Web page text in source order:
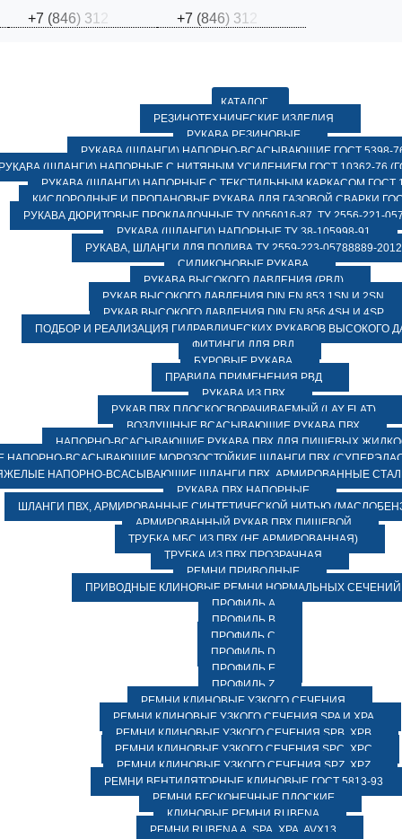
+7 (846) 31 +7 (846) 31
КАТАЛОГ
РЕЗИНОТЕХНИЧЕСКИЕ ИЗДЕЛИЯ
РУКАВА РЕЗИНОВЫЕ
РУКАВА (ШЛАНГИ) НАПОРНО-ВСАСЫВАЮЩИЕ ГОСТ 5398-
(ШЛАНГИ) НАПОРНЫЕ С НИТЯНЫМ УСИЛЕНИЕМ ГОСТ 10362-76
РУКАВА (ШЛАНГИ) НАПОРНЫЕ С ТЕКСТИЛЬНЫМ КАРКАСОМ ГОСТ
КИСЛОРОДНЫЕ И ПРОПАНОВЫЕ РУКАВА ДЛЯ ГАЗОВОЙ СВАРКИ
РУКАВА ДЮРИТОВЫЕ ПРОКЛАДОЧНЫЕ ТУ 0056016-87, ТУ 2556-221-
РУКАВА (ШЛАНГИ) НАПОРНЫЕ ТУ 38-105998-91
РУКАВА, ШЛАНГИ ДЛЯ ПОЛИВА ТУ 2559-223-05788889-2012
СИЛИКОНОВЫЕ РУКАВА
РУКАВА ВЫСОКОГО ДАВЛЕНИЯ (РВД)
РУКАВ ВЫСОКОГО ДАВЛЕНИЯ DIN EN 853 1SN И 2SN
РУКАВ ВЫСОКОГО ДАВЛЕНИЯ DIN EN 856 4SH И 4SP
ПОДБОР И РЕАЛИЗАЦИЯ ГИДРАВЛИЧЕСКИХ РУКАВОВ ВЫСОКОГО
ФИТИНГИ ДЛЯ РВД
БУРОВЫЕ РУКАВА
ПРАВИЛА ПРИМЕНЕНИЯ РВД
РУКАВА ИЗ ПВХ
РУКАВ ПВХ ПЛОСКОСВОРАЧИВАЕМЫЙ (LAY FLAT)
ВОЗДУШНЫЕ ВСАСЫВАЮЩИЕ РУКАВА ПВХ
НАПОРНО-ВСАСЫВАЮЩИЕ РУКАВА ПВХ ДЛЯ ПИЩЕВЫХ
НАПОРНО-ВСАСЫВАЮЩИЕ МОРОЗОСТОЙКИЕ ШЛАНГИ ПВХ
НАПОРНО-ВСАСЫВАЮЩИЕ ШЛАНГИ ПВХ, АРМИРОВАННЫЕ
РУКАВА ПВХ НАПОРНЫЕ
ШЛАНГИ ПВХ, АРМИРОВАННЫЕ СИНТЕТИЧЕСКОЙ НИТЬЮ
АРМИРОВАННЫЙ РУКАВ ПВХ ПИЩЕВОЙ
ТРУБКА МБС ИЗ ПВХ (НЕ АРМИРОВАННАЯ)
ТРУБКА ИЗ ПВХ ПРОЗРАЧНАЯ
РЕМНИ ПРИВОДНЫЕ
ПРИВОДНЫЕ КЛИНОВЫЕ РЕМНИ НОРМАЛЬНЫХ СЕЧЕНИЙ
ПРОФИЛЬ A
ПРОФИЛЬ B
ПРОФИЛЬ C
ПРОФИЛЬ D
ПРОФИЛЬ E
ПРОФИЛЬ Z
РЕМНИ КЛИНОВЫЕ УЗКОГО СЕЧЕНИЯ
РЕМНИ КЛИНОВЫЕ УЗКОГО СЕЧЕНИЯ SPA И XPA
РЕМНИ КЛИНОВЫЕ УЗКОГО СЕЧЕНИЯ SPB, XPB
РЕМНИ КЛИНОВЫЕ УЗКОГО СЕЧЕНИЯ SPC, XPC
РЕМНИ КЛИНОВЫЕ УЗКОГО СЕЧЕНИЯ SPZ, XPZ
РЕМНИ ВЕНТИЛЯТОРНЫЕ КЛИНОВЫЕ ГОСТ 5813-93
РЕМНИ БЕСКОНЕЧНЫЕ ПЛОСКИЕ
КЛИНОВЫЕ РЕМНИ RUBENA
РЕМНИ RUBENA А, SPA, XPA, AVX13